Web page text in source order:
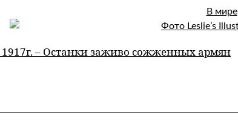
В мире
1917г. – Останки заживо сожженных армян